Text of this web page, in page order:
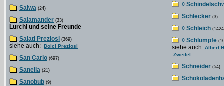
Saiwa (24)
Salamander (33)
Lurchi und seine Freunde
Salati Preziosi (369)
siehe auch: Dolci Preziosi
San Carlo (697)
Sanella (21)
Sanobub (9)
◊
Schlecker (3)
◊ Schleich
◊ Schlümpfe
siehe auch
Albert
Zweifel
Schneider (54)